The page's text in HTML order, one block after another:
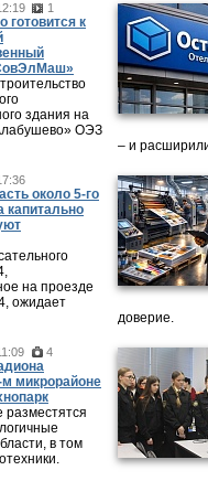
1
готовится к
здания на
ОЭЗ
около 5-го
капитально
на проезде
ожидает
4
микрорайоне
разместятся
в том
– и
доверие.